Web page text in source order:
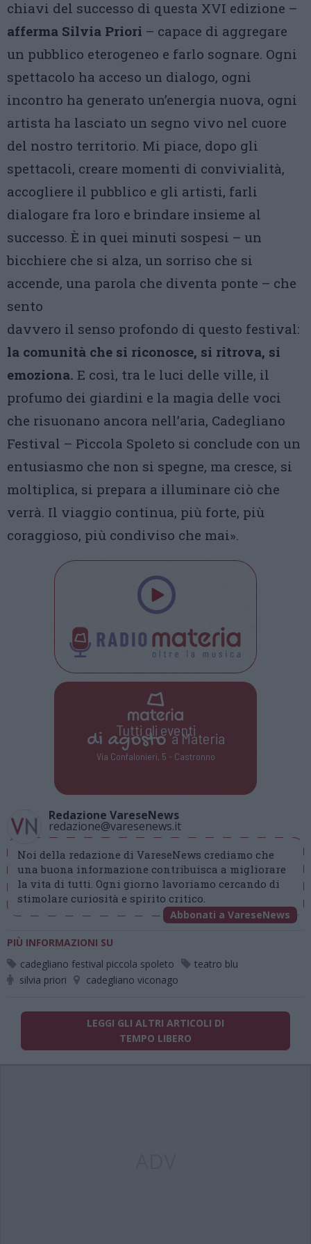
chiavi del successo di questa XVI edizione –
afferma Silvia Priori – capace di aggregare
un pubblico eterogeneo e farlo sognare. Ogni
spettacolo ha acceso un dialogo, ogni
incontro ha generato un’energia nuova, ogni
artista ha lasciato un segno vivo nel cuore
del nostro territorio. Mi piace, dopo gli
spettacoli, creare momenti di convivialità,
accogliere il pubblico e gli artisti, farli
dialogare fra loro e brindare insieme al
successo. È in quei minuti sospesi – un
bicchiere che si alza, un sorriso che si
accende, una parola che diventa ponte – che
sento
davvero il senso profondo di questo festival:
la comunità che si riconosce, si ritrova, si
emoziona. E così, tra le luci delle ville, il
profumo dei giardini e la magia delle voci
che risuonano ancora nell’aria, Cadegliano
Festival – Piccola Spoleto si conclude con un
entusiasmo che non si spegne, ma cresce, si
moltiplica, si prepara a illuminare ciò che
verrà. Il viaggio continua, più forte, più
coraggioso, più condiviso che mai».
Tutti gli eventi
di agostoa Materia
Via Confalonieri, 5 - Castronno
Redazione VareseNews
redazione@varesenews.it
Noi della redazione di VareseNews crediamo che
una buona informazione contribuisca a migliorare
la vita di tutti. Ogni giorno lavoriamo cercando di
stimolare curiosità e spirito critico.
Abbonati a VareseNews
PIÙ INFORMAZIONI SU
cadegliano festival piccola spoleto
teatro blu
silvia priori
cadegliano viconago
LEGGI GLI ALTRI ARTICOLI DI
TEMPO LIBERO